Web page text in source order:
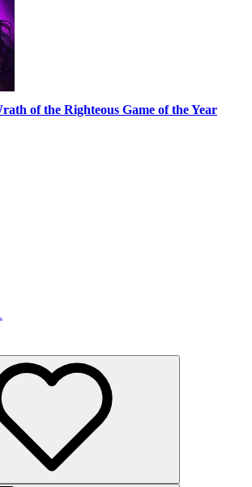
of the Righteous Game of the Year